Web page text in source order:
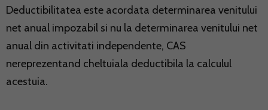
Deductibilitatea este acordata determinarea venitului
net anual impozabil si nu la determinarea venitului net
anual din activitati independente, CAS
nereprezentand cheltuiala deductibila la calculul
acestuia.